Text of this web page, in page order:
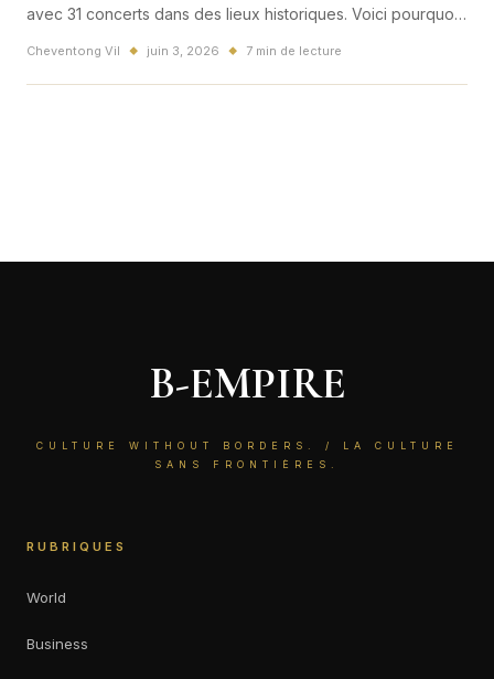
avec 31 concerts dans des lieux historiques. Voici pourquoi
un temps fort culturel de juin.
Cheventong Vil ◆ juin 3, 2026 ◆ 7 min de lecture
B-EMPIRE
CULTURE WITHOUT BORDERS. / LA CULTURE
SANS FRONTIÈRES.
RUBRIQUES
World
Business